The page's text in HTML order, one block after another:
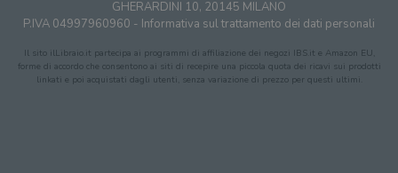
GHERARDINI 10, 20145 MILANO
P.IVA 04997960960 - Informativa sul trattamento dei dati personali
Il sito ilLibraio.it partecipa ai programmi di affiliazione dei negozi IBS.it e Amazon EU,
forme di accordo che consentono ai siti di recepire una piccola quota dei ricavi sui prodotti
linkati e poi acquistati dagli utenti, senza variazione di prezzo per questi ultimi.